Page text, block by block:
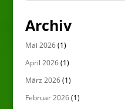
Archiv
Mai 2026(1)
April 2026(1)
März 2026(1)
Februar 2026(1)